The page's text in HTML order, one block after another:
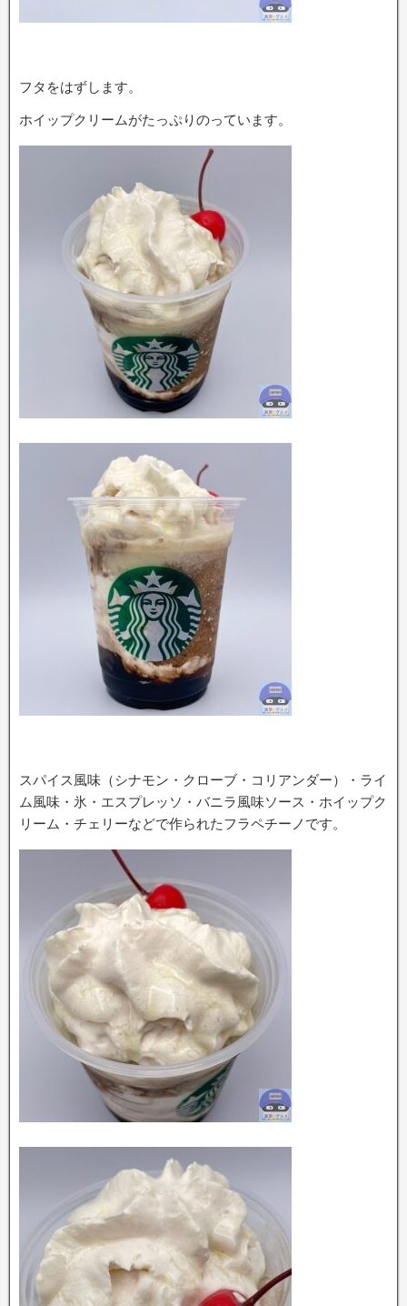
フタをはずします。
ホイップクリームがたっぷりのっています。
スパイス風味（シナモン・クローブ・コリアンダー）・ライ
ム風味・氷・エスプレッソ・バニラ風味ソース・ホイップク
リーム・チェリーなどで作られたフラペチーノです。